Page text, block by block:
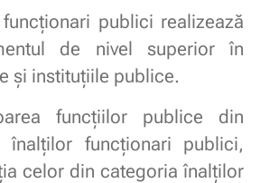
funcționari publici realizează
de nivel superior în
și instituțiile publice.
funcțiilor publice din
înalților funcționari publici,
celor din categoria înalților